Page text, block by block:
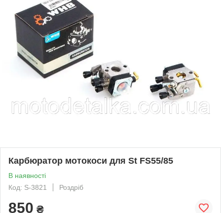
Карбюратор мотокоси для St FS55/85
В наявності
Код: S-3821
Роздріб
850 ₴